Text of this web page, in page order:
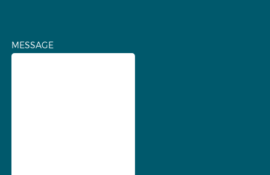
MESSAGE